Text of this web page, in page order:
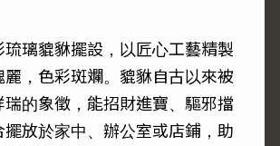
琉璃貔貅擺設，以匠心工藝精製
麗，色彩斑斕。貔貅自古以來被
的象徵，能招財進寶、驅邪擋
放於家中、辦公室或店鋪，助